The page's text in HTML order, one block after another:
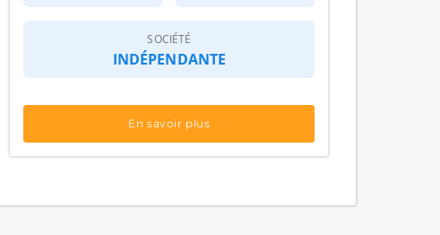
SOCIÉTÉ
INDÉPENDANTE
En savoir plus